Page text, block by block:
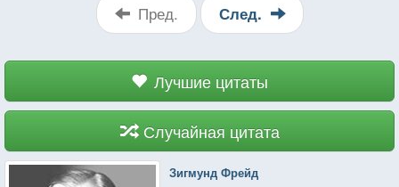
Пред. След.
Лучшие цитаты
Случайная цитата
Зигмунд Фрейд